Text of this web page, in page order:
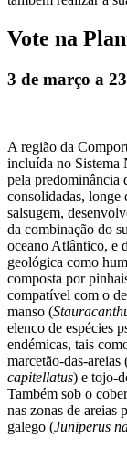
Vote na
3 de março a
A região da
incluída no Sistema
pela predominância
consolidadas, longe
salsugem,
da combinação do
oceano Atlântico, e
geológica como
composta por
compatível com o
manso (
elenco de espécies
endémicas, tais
marcetão-das-areias
capitellatus) e tojo-
Também sob o
nas zonas de
galego (Juniperus